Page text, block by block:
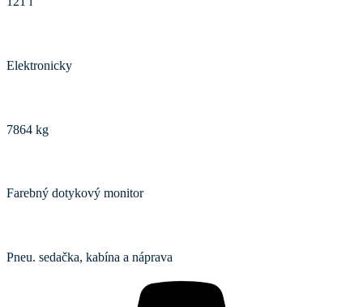
Elektronicky
7864 kg
Farebný dotykový monitor
Pneu. sedačka, kabína a náprava